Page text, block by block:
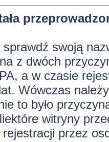
swoją
z dwóch
a w czasie
Wówczas
to było
witryny
przez